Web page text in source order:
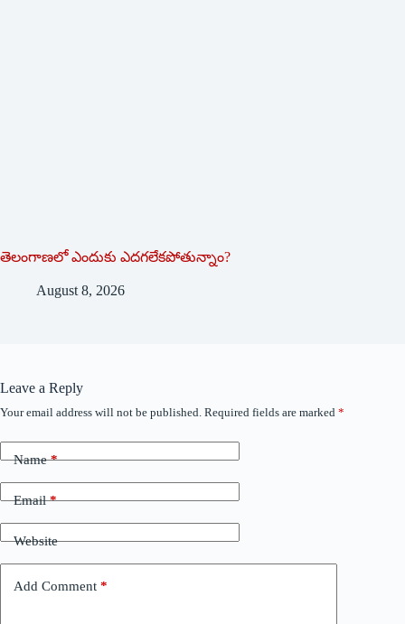
తెలంగాణలో ఎందుకు ఎదగలేకపోతున్నాం?
August 8, 2026
Leave a Reply
Your email address will not be published. Required fields are marked *
Name*
Email*
Website
Add Comment *